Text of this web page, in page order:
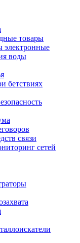
товары
электронные
воды
бетствиях
связи
сетей